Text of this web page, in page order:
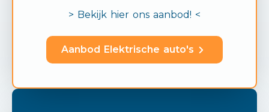
> Bekijk hier ons aanbod! <
Aanbod Elektrische auto's